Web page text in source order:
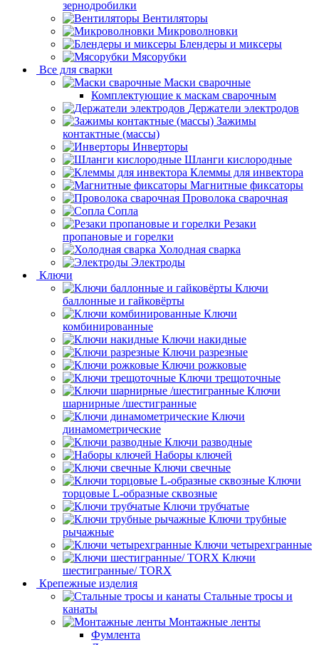
зернодробилки
Вентиляторы
Микроволновки
Блендеры и миксеры
Мясорубки
Все для сварки
Маски сварочные
Комплектующие к маскам сварочным
Держатели электродов
Зажимы
контактные (массы)
Инверторы
Шланги кислородные
Клеммы для инвектора
Магнитные фиксаторы
Проволока сварочная
Сопла
Резаки
пропановые и горелки
Холодная сварка
Электроды
Ключи
Ключи
баллонные и гайковёрты
Ключи
комбинированные
Ключи накидные
Ключи разрезные
Ключи рожковые
Ключи трещоточные
Ключи
шарнирные /шестигранные
Ключи
динамометрические
Ключи разводные
Наборы ключей
Ключи свечные
Ключи
торцовые L-образные сквозные
Ключи трубчатые
Ключи трубные
рычажные
Ключи четырехгранные
Ключи
шестигранные/ TORX
Крепежные изделия
Стальные тросы и
канаты
Монтажные ленты
Фумлента